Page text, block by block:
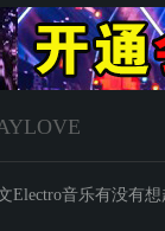
Electro音乐有没有